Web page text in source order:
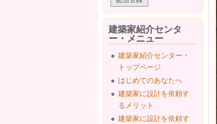
建築家紹介センタ
ー・メニュー
建築家紹介センター・
トップページ
はじめてのあなたへ
建築家に設計を依頼す
るメリット
建築家に設計を依頼す